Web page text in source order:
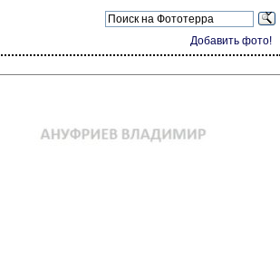
Добавить фото!